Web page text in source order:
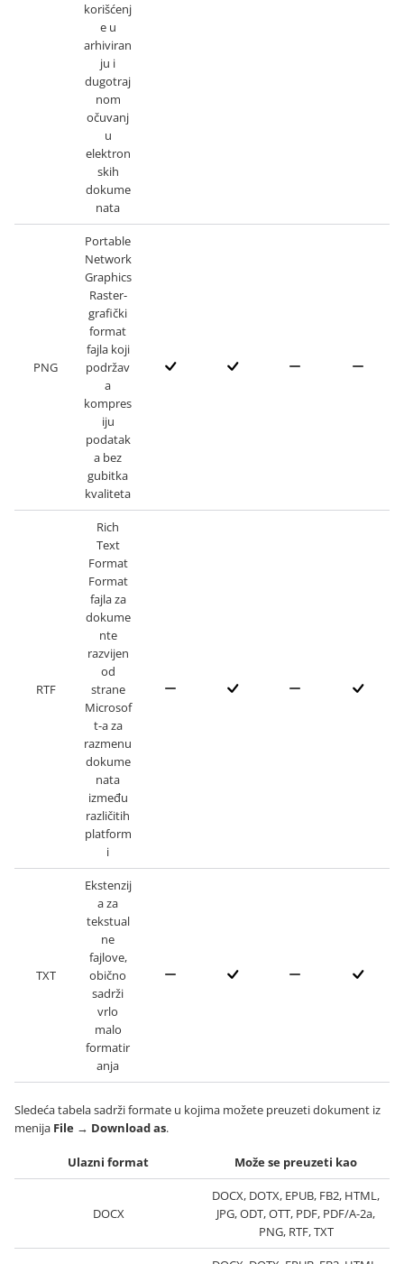
korišćenj
e u
arhiviran
ju i
dugotraj
nom
očuvanj
u
elektron
skih
dokume
nata
PNG
Portable
Network
Graphics
Raster-
grafički
format
fajla koji
podržav
a
kompres
iju
podatak
a bez
gubitka
kvaliteta
RTF
Rich
Text
Format
Format
fajla za
dokume
nte
razvijen
od
strane
Microsof
t-a za
razmenu
dokume
nata
između
različitih
platform
i
TXT
Ekstenzij
a za
tekstual
ne
fajlove,
obično
sadrži
vrlo
malo
formatir
anja
Sledeća tabela sadrži formate u kojima možete preuzeti dokument iz
menija File → Download as.
Ulazni format Može se preuzeti kao
DOCX
DOCX, DOTX, EPUB, FB2, HTML,
JPG, ODT, OTT, PDF, PDF/A-2a,
PNG, RTF, TXT